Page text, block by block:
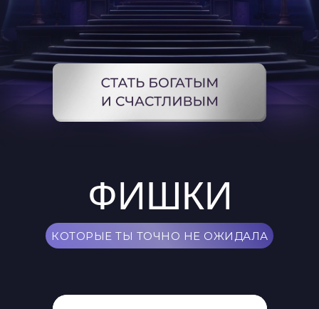
ФИШКИ
КОТОРЫЕ ТЫ ТОЧНО НЕ ОЖИДАЛА